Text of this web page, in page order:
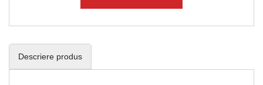
Descriere produs